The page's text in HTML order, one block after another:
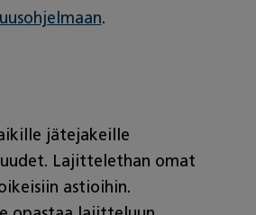
.
jätejakeille
Lajittelethan omat
astioihin.